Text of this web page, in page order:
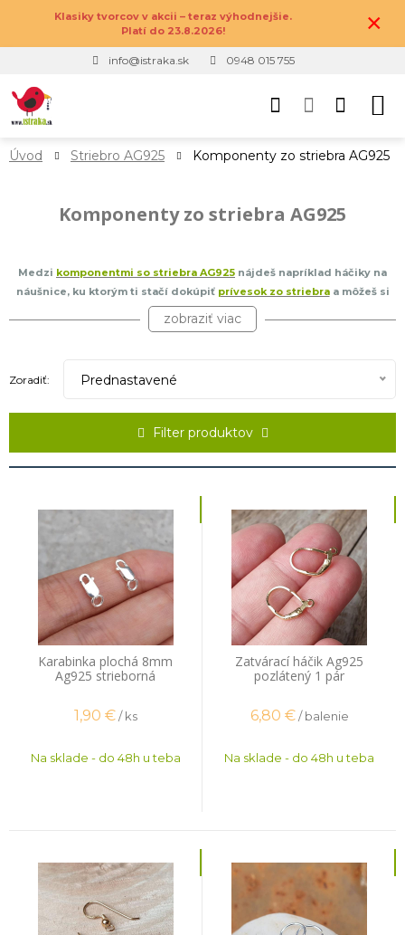
Klasiky tvorcov v akcii – teraz výhodnejšie.
Platí do 23.8.2026!
×
info@istraka.sk 0948 015 755
Úvod Striebro AG925 Komponenty zo striebra AG925
Komponenty zo striebra AG925
Medzi komponentmi so striebra AG925 nájdeš napríklad háčiky na
náušnice, ku ktorým ti stačí dokúpiť prívesok zo striebraa môžeš si
jednoducho a rýchlo vyrobiť vlastný pár náušníc. Takisto ponúkame
strieborné karabinky, ktorými môžeš ukončiť náramok
sú pravidelne testované v akreditovaných laboratóriách na obsah
EU na obsah ťažkých kovov ako kadmium a olovo.
certifikáty o obsahu striebra
zobraziť viac
Filter produktov
Zoradiť: Prednastavené
Karabinka plochá 8mm
Ag925 strieborná
1,90 € / ks
Na sklade - do 48h u teba
Zatvárací háčik Ag925
pozlátený 1 pár
6,80 € / balenie
Na sklade - do 48h u teba